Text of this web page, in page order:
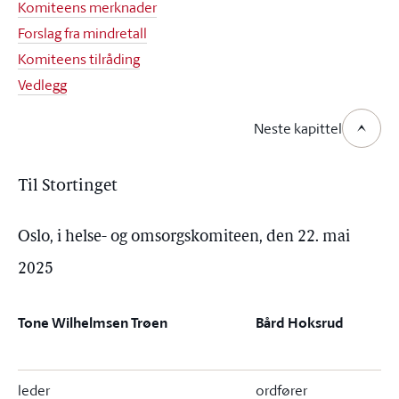
Komiteens merknader
Forslag fra mindretall
Komiteens tilråding
Vedlegg
Neste kapittel
Til Stortinget
Oslo, i helse- og omsorgskomiteen, den 22. mai
2025
Tone Wilhelmsen Trøen Bård Hoksrud
leder ordfører